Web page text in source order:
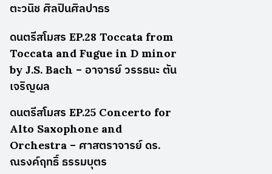
ตะวนิช ศิลปินศิลปาธร
ดนตรีสโมสร EP.28 Toccata from
Toccata and Fugue in D minor
by J.S. Bach – อาจารย์ วรรธนะ ตัน
เจริญผล
ดนตรีสโมสร EP.25 Concerto for
Alto Saxophone and
Orchestra – ศาสตราจารย์ ดร.
ณรงค์ฤทธิ์ ธรรมบุตร